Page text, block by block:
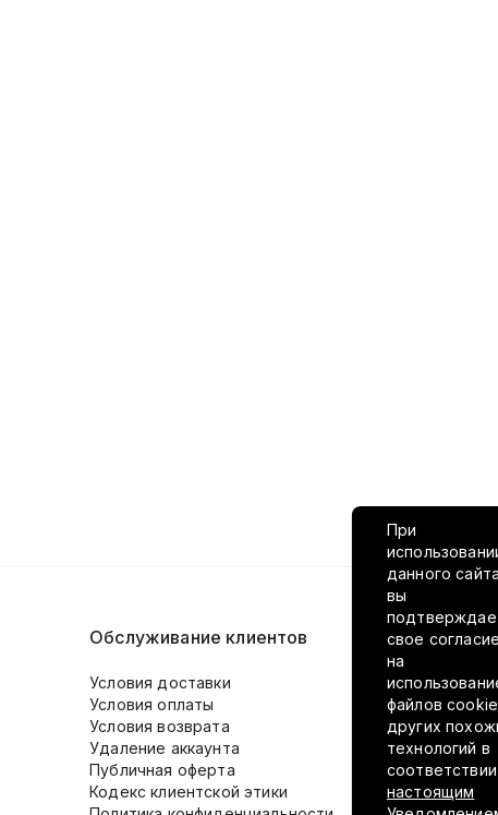
При
данного сайта,
вы
свое согласие
на
файлов
других
технологий в
настоящим
Обслуживание клиентов
Условия доставки
Условия оплаты
Условия возврата
Удаление аккаунта
Публичная оферта
Кодекс клиентской этики